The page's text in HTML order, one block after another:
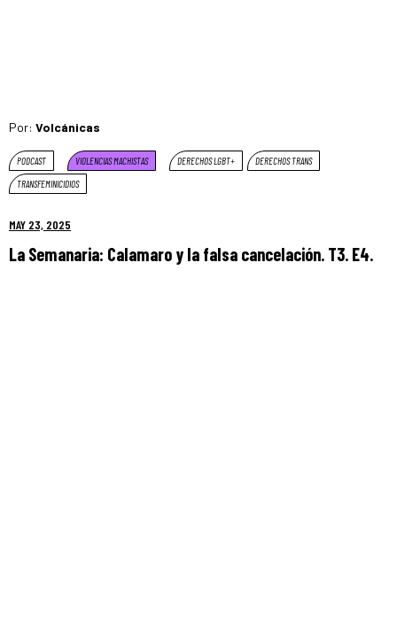
Por: Volcánicas
PODCAST VIOLENCIAS MACHISTAS DERECHOS LGBT+
DERECHOS TRANS
TRANSFEMINICIDIOS
MAY 23, 2025
La Semanaria: Calamaro y la falsa cancelación. T3. E4.